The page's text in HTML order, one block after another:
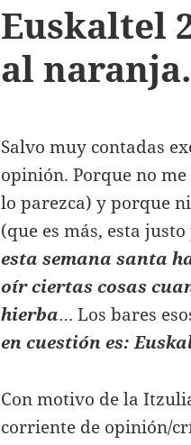
Euskaltel
al naranja.
Salvo muy contadas
opinión. Porque no
lo parezca) y porque
(que es más, esta
esta semana santa
oír ciertas cosas
hierba… Los bares
en cuestión es:
Con motivo de la
corriente de opinión/